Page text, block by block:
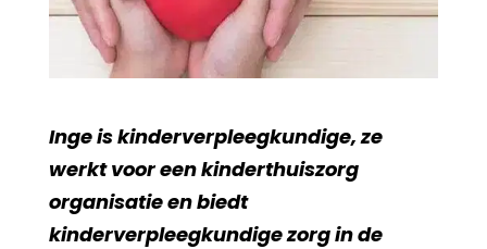
Inge is kinderverpleegkundige, ze
werkt voor een kinderthuiszorg
organisatie en biedt
kinderverpleegkundige zorg in de